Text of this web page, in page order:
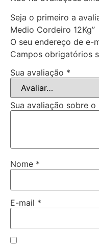
Seja o primeiro a
Medio Cordeiro 12Kg”
O seu endereço de e-
Campos obrigatórios
Sua avaliação *
Sua avaliação sobre
Nome *
E-mail *